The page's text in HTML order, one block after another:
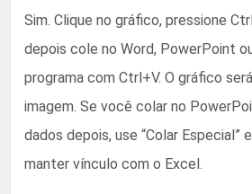
Sim. Clique no gráfico, pressione
depois cole no Word, PowerPoint
programa com Ctrl+V. O gráfico
imagem. Se você colar no
dados depois, use “Colar Especial”
manter vínculo com o Excel.